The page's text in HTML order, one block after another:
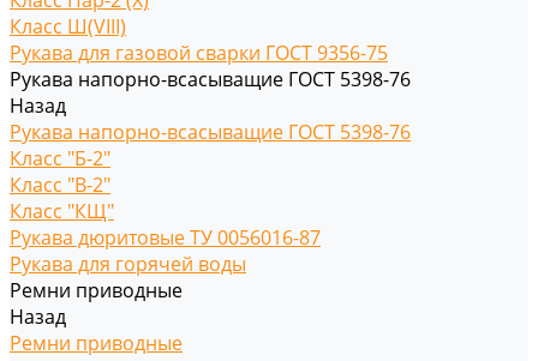
Класс Ш(VIII)
Рукава для газовой сварки ГОСТ 9356-75
Рукава напорно-всасыващие ГОСТ 5398-76
Назад
Рукава напорно-всасыващие ГОСТ 5398-76
Класс "Б-2"
Класс "В-2"
Класс "КЩ"
Рукава дюритовые ТУ 0056016-87
Рукава для горячей воды
Ремни приводные
Назад
Ремни приводные